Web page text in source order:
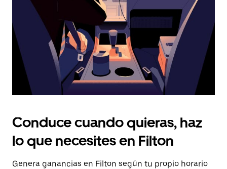
calendario.
Conduce cuando quieras, haz
lo que necesites en Filton
Genera ganancias en Filton según tu propio horario